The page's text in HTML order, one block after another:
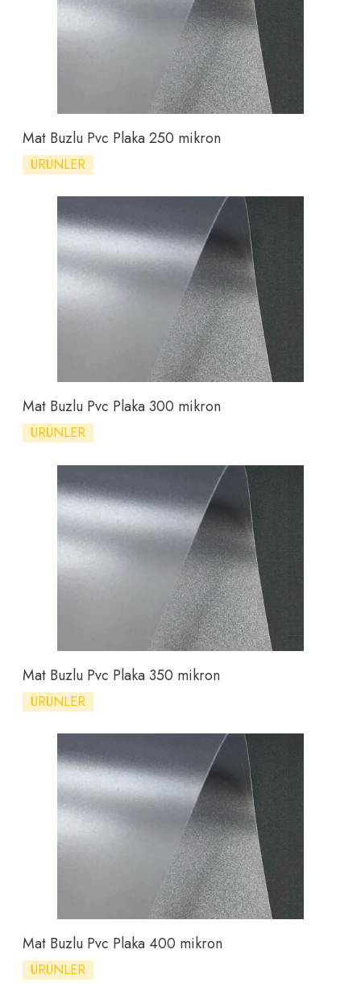
Mat Buzlu Pvc Plaka 250 mikron
ÜRÜNLER
Mat Buzlu Pvc Plaka 300 mikron
ÜRÜNLER
Mat Buzlu Pvc Plaka 350 mikron
ÜRÜNLER
Mat Buzlu Pvc Plaka 400 mikron
ÜRÜNLER